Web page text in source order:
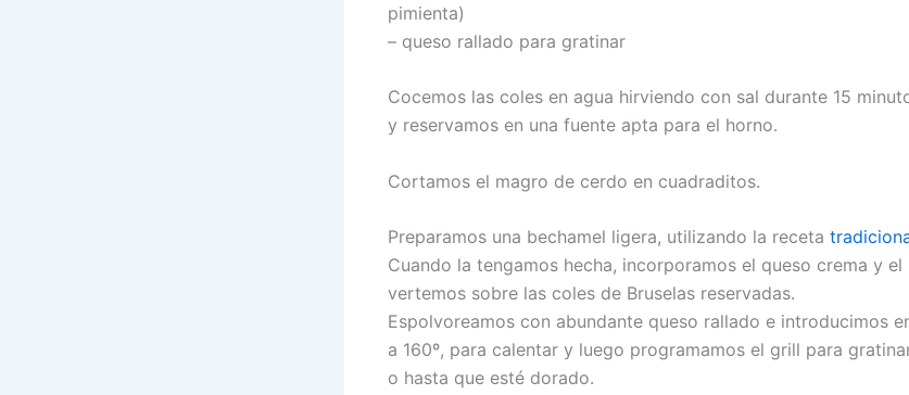
pimienta)
– queso rallado para gratinar
Cocemos las coles en agua hirviendo con sal durante 15
y reservamos en una fuente apta para el horno.
Cortamos el magro de cerdo en cuadraditos.
Preparamos una bechamel ligera, utilizando la receta
Cuando la tengamos hecha, incorporamos el queso crema y
vertemos sobre las coles de Bruselas reservadas.
Espolvoreamos con abundante queso rallado e introducimos
a 160º, para calentar y luego programamos el grill para
o hasta que esté dorado.